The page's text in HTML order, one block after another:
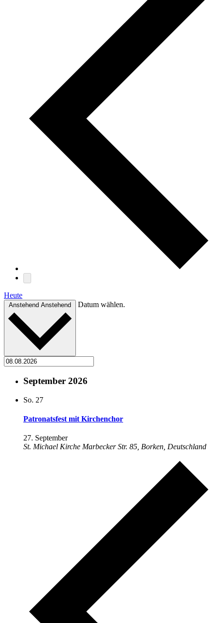
Heute
Anstehend Anstehend Datum wählen.
September 2026
So. 27
Patronatsfest mit Kirchenchor
27. September
St. Michael Kirche Marbecker Str. 85, Borken, Deutschland